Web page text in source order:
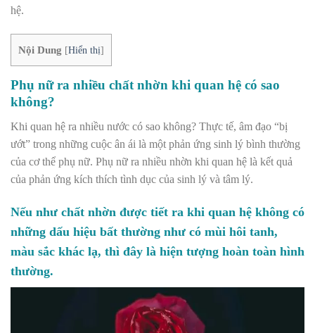
hệ.
Nội Dung [Hiển thị]
Phụ nữ ra nhiều chất nhờn khi quan hệ có sao
không?
Khi quan hệ ra nhiều nước có sao không? Thực tế, âm đạo “bị
ướt” trong những cuộc ân ái là một phản ứng sinh lý bình thường
của cơ thể phụ nữ. Phụ nữ ra nhiều nhờn khi quan hệ là kết quả
của phản ứng kích thích tình dục của sinh lý và tâm lý.
Nếu như chất nhờn được tiết ra khi quan hệ không có
những dấu hiệu bất thường như có mùi hôi tanh,
màu sắc khác lạ, thì đây là hiện tượng hoàn toàn hình
thường.